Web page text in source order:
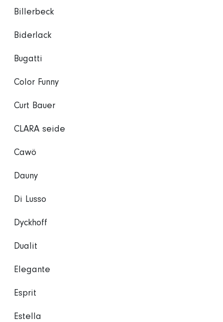
Billerbeck
Biderlack
Bugatti
Color Funny
Curt Bauer
CLARA seide
Cawö
Dauny
Di Lusso
Dyckhoff
Dualit
Elegante
Esprit
Estella